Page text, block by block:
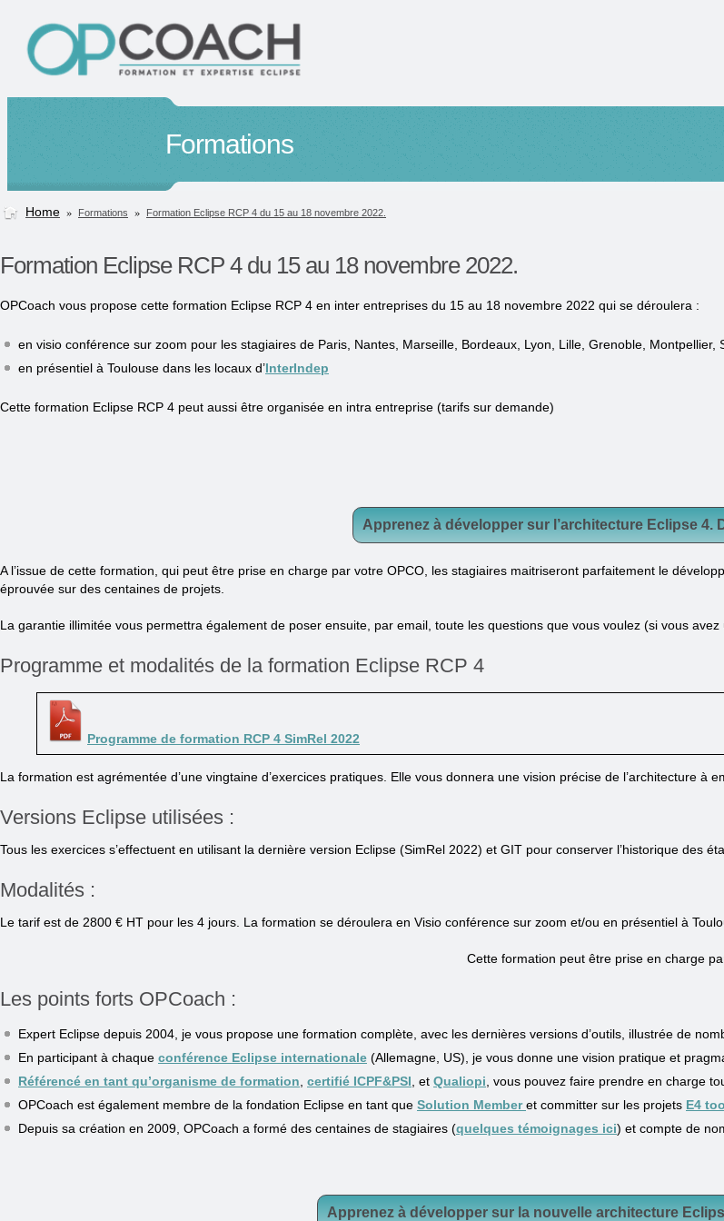
Formations
Home » Formations » Formation Eclipse RCP 4 du 15 au 18 novembre 2022.
Formation Eclipse RCP 4 du 15 au 18 novembre 2022.
OPCoach vous propose cette formation Eclipse RCP 4 en inter entreprises du 15 au 18 novembre 2022 qui se déroulera :
en visio conférence sur zoom pour les stagiaires de Paris, Nantes, Marseille, Bordeaux, Lyon, Lille, Grenoble, Montpellier,
en présentiel à Toulouse dans les locaux d’InterIndep
Cette formation Eclipse RCP 4 peut aussi être organisée en intra entreprise (tarifs sur demande)
Apprenez à développer sur l’architecture Eclipse 4.
A l’issue de cette formation, qui peut être prise en charge par votre OPCO, les stagiaires maitriseront parfaitement le
éprouvée sur des centaines de projets.
La garantie illimitée vous permettra également de poser ensuite, par email, toute les questions que vous voulez (si vous
Programme et modalités de la formation Eclipse RCP 4
Programme de formation RCP 4 SimRel 2022
La formation est agrémentée d’une vingtaine d’exercices pratiques. Elle vous donnera une vision précise de l’architecture à
Versions Eclipse utilisées :
Tous les exercices s’effectuent en utilisant la dernière version Eclipse (SimRel 2022) et GIT pour conserver l’historique des
Modalités :
Le tarif est de 2800 € HT pour les 4 jours. La formation se déroulera en Visio conférence sur zoom et/ou en présentiel à
Cette formation peut être prise en charge
Les points forts OPCoach :
Expert Eclipse depuis 2004, je vous propose une formation complète, avec les dernières versions d’outils, illustrée de
En participant à chaque conférence Eclipse internationale (Allemagne, US), je vous donne une vision pratique et
Référencé en tant qu’organisme de formation, certifié ICPF&PSI, et Qualiopi, vous pouvez faire prendre en charge
OPCoach est également membre de la fondation Eclipse en tant que Solution Memberet committer sur les projets E4
Depuis sa création en 2009, OPCoach a formé des centaines de stagiaires (quelques témoignages ici) et compte de
Apprenez à développer sur la nouvelle architecture